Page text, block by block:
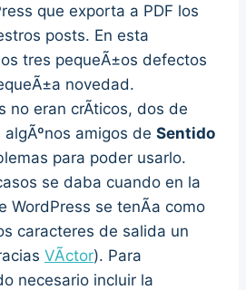
que exporta a PDF los
posts. En esta
tres pequeÃ±os defectos
novedad.
no eran crÃ­ticos, dos de
amigos de Sentido
para poder usarlo.
se daba cuando en la
WordPress se tenÃ­a como
caracteres de salida un
VÃ­ctor). Para
necesario incluir la